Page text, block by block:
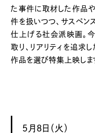
た事件に取材した作品や
件を扱いつつ、サスペン
仕上げる社会派映画。
取り、リアリティを追求
作品を選び特集上映しま
5月8日（火）